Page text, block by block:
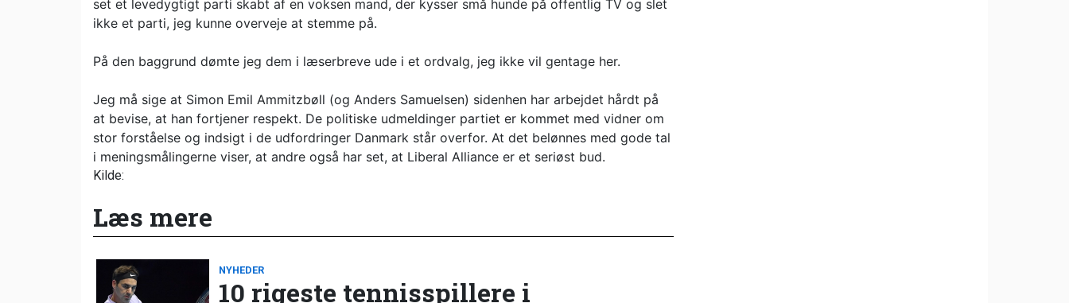
set et levedygtigt parti skabt af en voksen mand, der kysser små hunde på offentlig TV og slet
ikke et parti, jeg kunne overveje at stemme på.
På den baggrund dømte jeg dem i læserbreve ude i et ordvalg, jeg ikke vil gentage her.
Jeg må sige at Simon Emil Ammitzbøll (og Anders Samuelsen) sidenhen har arbejdet hårdt på
at bevise, at han fortjener respekt. De politiske udmeldinger partiet er kommet med vidner om
stor forståelse og indsigt i de udfordringer Danmark står overfor. At det belønnes med gode tal
i meningsmålingerne viser, at andre også har set, at Liberal Alliance er et seriøst bud.
Kilde:
Læs mere
NYHEDER
10 rigeste tennisspillere i